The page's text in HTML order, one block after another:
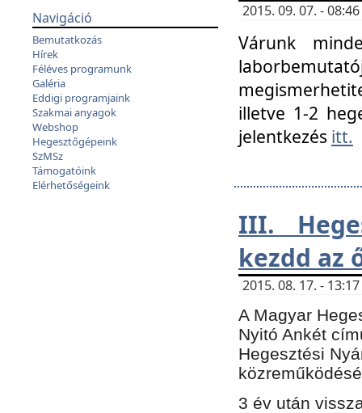
Navigáció
Bemutatkozás
Hírek
Féléves programunk
Galéria
Eddigi programjaink
Szakmai anyagok
Webshop
Hegesztőgépeink
SzMSz
Támogatóink
Elérhetőségeink
2015. 09. 07. -
Várunk
illetve 1-2
jelentkezés itt.
III.
kezdd az
2015. 08. 17. -
A Magyar
Nyitó Ankét
Hegesztési
3 év után